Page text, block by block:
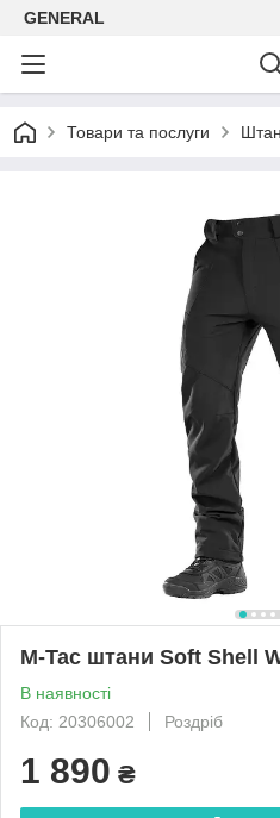
GENERAL
Товари та послуги
M-Tac штани Soft Shell
В наявності
Код: 20306002
Роздріб
1 890 ₴